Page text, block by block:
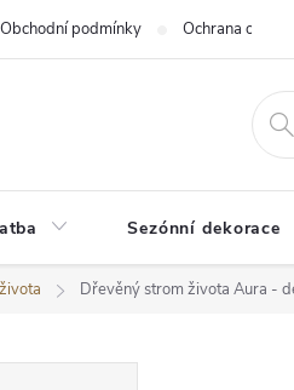
Obchodní podmínky Ochrana
Sezónní dekorace
Dřevěný strom života Aura -